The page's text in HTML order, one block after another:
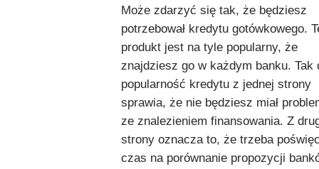
Może zdarzyć się tak, że będziesz
potrzebował kredytu gotówkowego.
produkt jest na tyle popularny, że
znajdziesz go w każdym banku. Tak
popularność kredytu z jednej strony
sprawia, że nie będziesz miał
ze znalezieniem finansowania. Z
strony oznacza to, że trzeba
czas na porównanie propozycji